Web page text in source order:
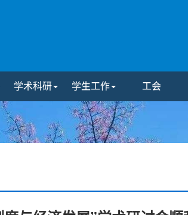
学术科研 学生工作 工会